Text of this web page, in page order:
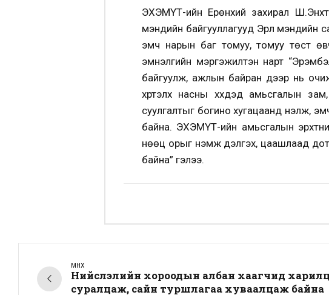
ЭХЭМҮТ-ийн Ерөнхий захирал
мэндийн байгууллагууд Эрүүл мэндийн
эмч нарын баг томуу, томуу төст
эмнэлгийн мэргэжилтэн нарт
байгуулж, ажлын байран дээр нь
хүртэлх насны хүүхдэд амьсгалын
суулгалтыг богино хугацаанд үнэлж,
байна. ЭХЭМҮТ-ийн амьсгалын
нөөц орыг нэмж дэлгэх, цаашлаад
байна” гэлээ.
ӨМНӨХ
Нийслэлийн хороодын албан хаагчид
суралцаж, сайн туршлагаа хуваалцаж байна